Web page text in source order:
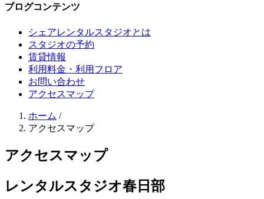
ブログコンテンツ
シェアレンタルスタジオとは
スタジオの予約
賃貸情報
利用料金・利用フロア
お問い合わせ
アクセスマップ
ホーム /
アクセスマップ
アクセスマップ
レンタルスタジオ春日部